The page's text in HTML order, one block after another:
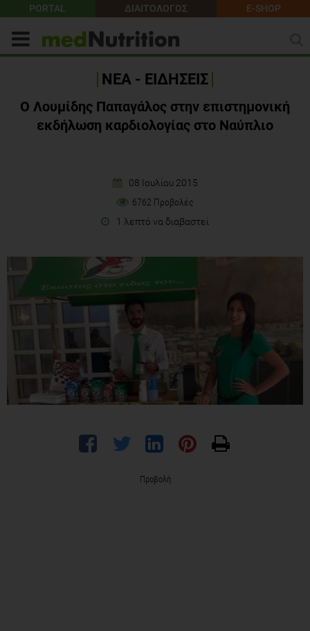
PORTAL ΔΙΑΙΤΟΛΟΓΟΣ E-SHOP
ΝΕΑ - ΕΙΔΗΣΕΙΣ
Ο Λουμίδης Παπαγάλος στην επιστημονική
εκδήλωση καρδιολογίας στο Ναύπλιο
08 Ιουλίου 2015
6762 Προβολές
1 λεπτό να διαβαστεί
Προβολή